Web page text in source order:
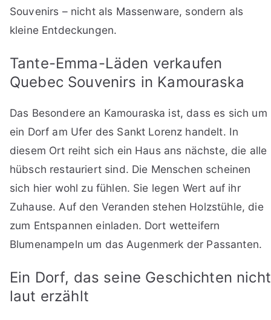
Souvenirs – nicht als Massenware, sondern als
kleine Entdeckungen.
Tante-Emma-Läden verkaufen
Quebec Souvenirs in Kamouraska
Das Besondere an Kamouraska ist, dass es sich um
ein Dorf am Ufer des Sankt Lorenz handelt. In
diesem Ort reiht sich ein Haus ans nächste, die alle
hübsch restauriert sind. Die Menschen scheinen
sich hier wohl zu fühlen. Sie legen Wert auf ihr
Zuhause. Auf den Veranden stehen Holzstühle, die
zum Entspannen einladen. Dort wetteifern
Blumenampeln um das Augenmerk der Passanten.
Ein Dorf, das seine Geschichten nicht
laut erzählt